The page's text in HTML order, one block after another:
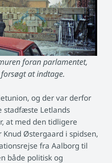
foran parlamentet,
at indtage.
og der var derfor
stadfæste Letlands
at med den tidligere
Østergaard i spidsen,
fra Aalborg til
både politisk og